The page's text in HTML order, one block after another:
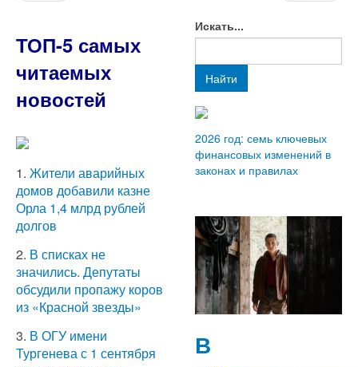
ТОП-5 самых
читаемых
новостей
1. Жители аварийных
домов добавили казне
Орла 1,4 млрд рублей
долгов
2. В списках не
значились. Депутаты
обсудили пропажу коров
из «Красной звезды»
3. В ОГУ имени
Тургенева с 1 сентября
Искать...
Найти
2026 год: семь ключевых
финансовых изменений в
законах и правилах
В